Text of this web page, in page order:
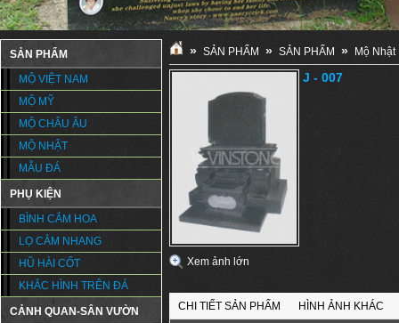
SẢN PHẨM
MỘ VIỆT NAM
MỘ MỸ
MỘ CHÂU ÂU
MỘ NHẬT
MẪU ĐÁ
PHỤ KIỆN
BÌNH CẮM HOA
LỌ CẮM NHANG
HŨ HÀI CỐT
KHẮC HÌNH TRÊN ĐÁ
CẢNH QUAN-SÂN VƯỜN
» SẢN PHẨM » SẢN PHẨM » Mộ Nhật
Xem ảnh lớn
J - 007
CHI TIẾT SẢN PHẨM
HÌNH ẢNH KHÁC